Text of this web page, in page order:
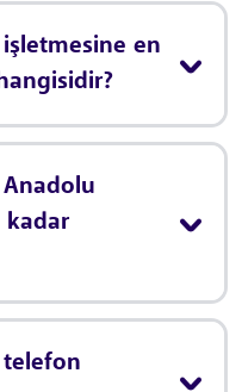
işletmesine en
Anadolu
kadar
telefon